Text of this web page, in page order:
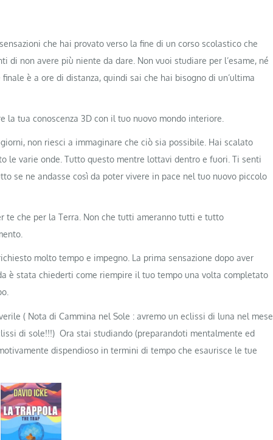
che hai provato verso la fine di un corso scolastico che
di non avere più niente da dare. Non vuoi studiare per l’esame, né
è a ore di distanza, quindi sai che hai bisogno di un’ultima
tua conoscenza 3D con il tuo nuovo mondo interiore.
non riesci a immaginare che ciò sia possibile. Hai scalato
le varie onde. Tutto questo mentre lottavi dentro e fuori. Ti senti
se ne andasse così da poter vivere in pace nel tuo nuovo piccolo
te che per la Terra. Non che tutti ameranno tutti e tutto
molto tempo e impegno. La prima sensazione dopo aver
è stata chiederti come riempire il tuo tempo una volta completato
( Nota di Cammina nel Sole : avremo un eclissi di luna nel mese
di sole!!!) Ora stai studiando (preparandoti mentalmente ed
dispendioso in termini di tempo che esaurisce le tue